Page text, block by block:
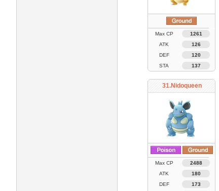
Max CP
1261
ATK
126
DEF
120
STA
137
31.Nidoqueen
Max CP
2488
ATK
180
DEF
173